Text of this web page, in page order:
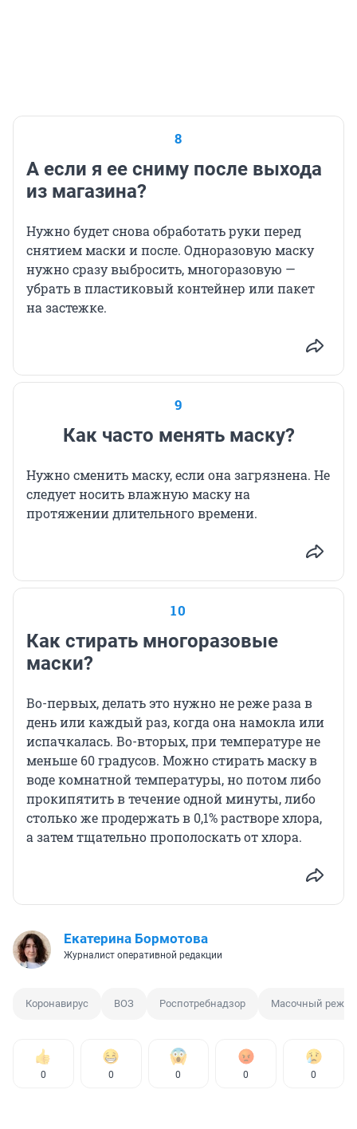
8
А если я ее сниму после выхода
из магазина?
Нужно будет снова обработать руки перед
снятием маски и после. Одноразовую маску
нужно сразу выбросить, многоразовую —
убрать в пластиковый контейнер или пакет
на застежке.
9
Как часто менять маску?
Нужно сменить маску, если она загрязнена. Не
следует носить влажную маску на
протяжении длительного времени.
10
Как стирать многоразовые
маски?
Во-первых, делать это нужно не реже раза в
день или каждый раз, когда она намокла или
испачкалась. Во-вторых, при температуре не
меньше 60 градусов. Можно стирать маску в
воде комнатной температуры, но потом либо
прокипятить в течение одной минуты, либо
столько же продержать в 0,1% растворе хлора,
а затем тщательно прополоскать от хлора.
Екатерина Бормотова
Журналист оперативной редакции
Коронавирус ВОЗ Роспотребнадзор Масочный
0 0 0 0 0